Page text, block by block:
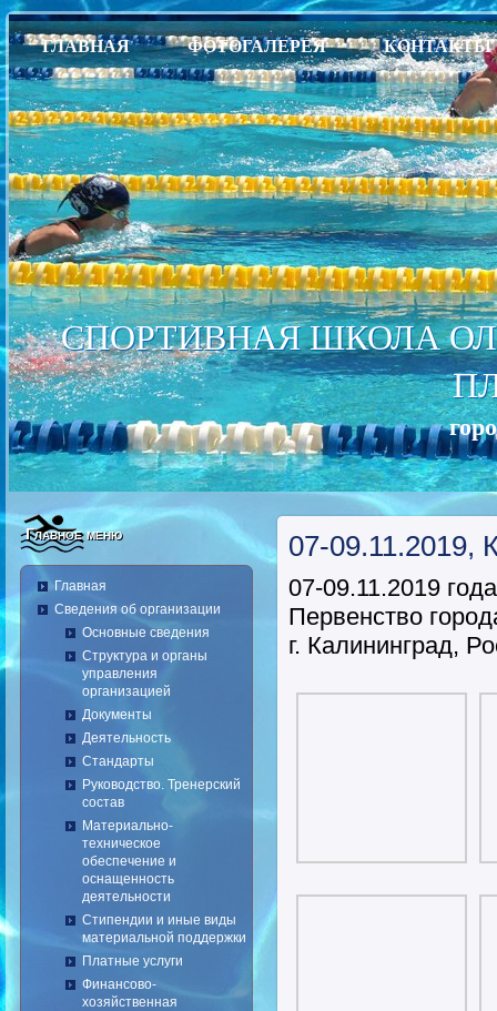
ГЛАВНАЯ ФОТОГАЛЕРЕЯ КОНТАКТЫ
СПОРТИВНАЯ ШКОЛА
Главное меню
Главная
Сведения об организации
Основные сведения
Структура и органы
управления
организацией
Документы
Деятельность
Стандарты
Руководство. Тренерский
состав
Материально-
техническое
обеспечение и
оснащенность
деятельности
Стипендии и иные виды
материальной поддержки
Платные услуги
Финансово-
хозяйственная
07-09.11.2019,
07-09.11.2019 года
Первенство
г. Калининград,